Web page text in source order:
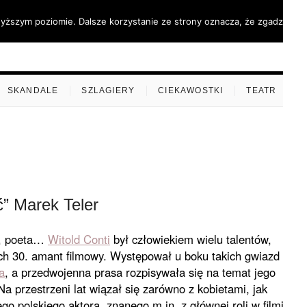
SKANDALE SZLAGIERY CIEKAWOSTKI TEATR
Marek Teler
poeta… Witold Conti był człowiekiem wielu talentów,
30. amant filmowy. Występował u boku takich gwiazd
, a przedwojenna prasa rozpisywała się na temat jego
przestrzeni lat wiązał się zarówno z kobietami, jak
poziomie. Dalsze korzystanie ze strony oznacza, że